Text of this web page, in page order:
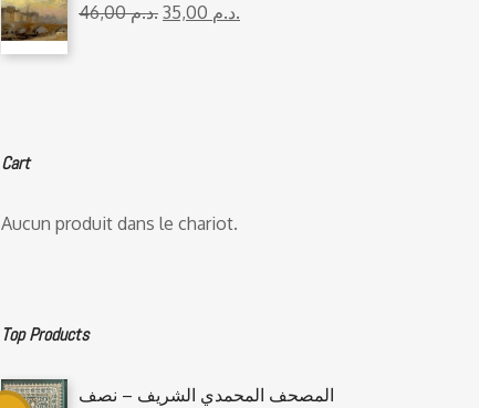
46,00
د.م. 35,00 د.م.
Cart
Aucun produit dans le chariot.
Top Products
المصحف المحمدي الشريف – نصف